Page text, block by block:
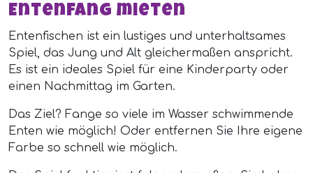
Entenfang mieten
Entenfischen ist ein lustiges und unterhaltsames
Spiel, das Jung und Alt gleichermaßen anspricht.
Es ist ein ideales Spiel für eine Kinderparty oder
einen Nachmittag im Garten.
Das Ziel? Fange so viele im Wasser schwimmende
Enten wie möglich! Oder entfernen Sie Ihre eigene
Farbe so schnell wie möglich.